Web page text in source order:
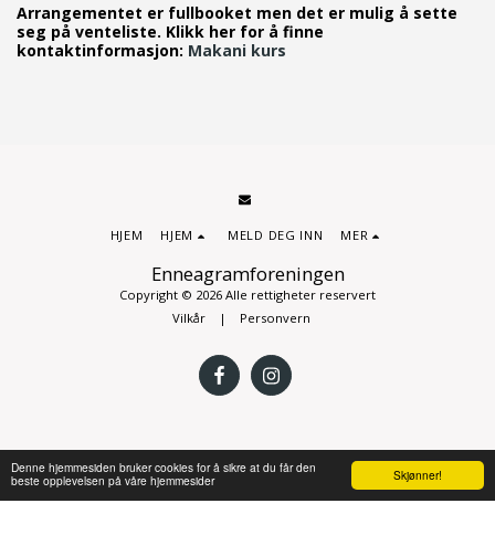
Skjønner!
Denne hjemmesiden bruker cookies for å sikre at du får den
beste opplevelsen på våre hjemmesider
Arrangementet er fullbooket men det er mulig å sette
seg på venteliste. Klikk her for å finne
kontaktinformasjon: Makani kurs
Enneagramforeningen
Copyright © 2026 Alle rettigheter reservert
Vilkår| Personvern
HJEM HJEM MELD DEG INN MER